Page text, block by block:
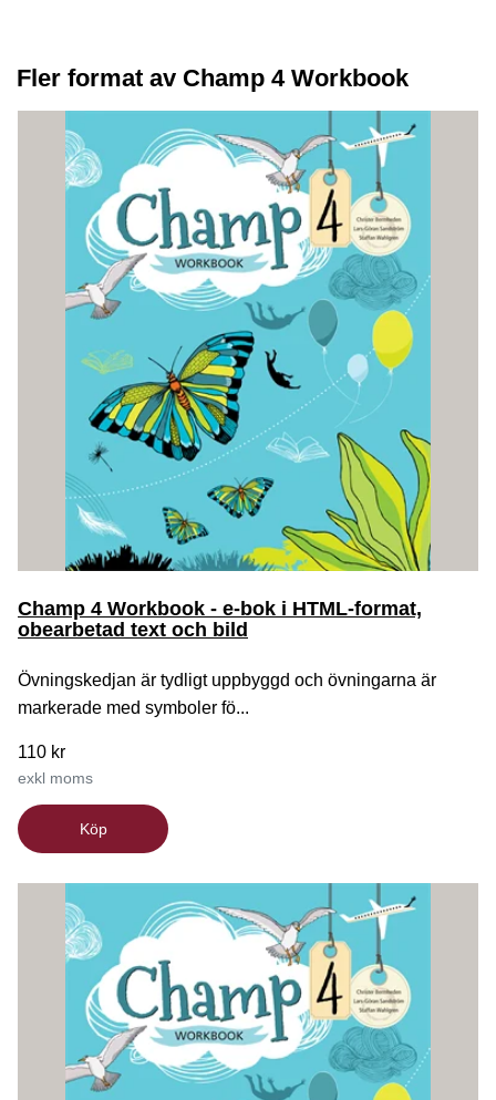
Fler format av Champ 4 Workbook
Champ 4 Workbook - e-bok i HTML-format,
obearbetad text och bild
Övningskedjan är tydligt uppbyggd och övningarna är
markerade med symboler fö...
110 kr
exkl moms
Köp